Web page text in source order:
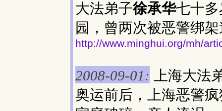
大法弟子徐承华七十
园，曾两次被恶警绑
http://www.minghui.org/mh/
2008-09-01: 上海大法
奥运前后，上海恶警